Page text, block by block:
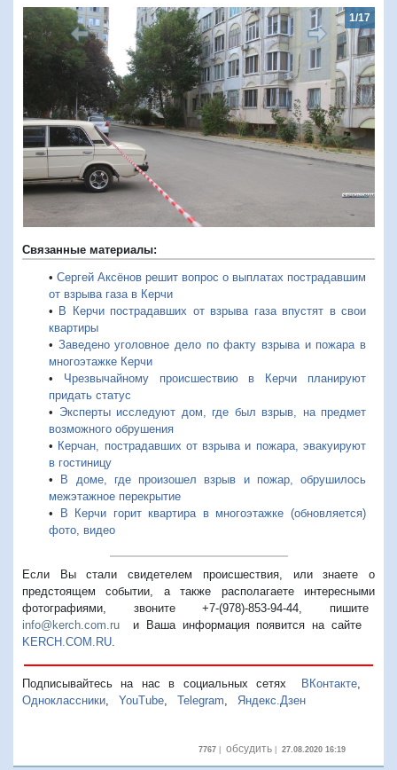
1/17
Предыдущий
Связанные материалы:
• Сергей Аксёнов решит вопрос о выплатах пострадавшим
от взрыва газа в Керчи
• В Керчи пострадавших от взрыва газа впустят в свои
квартиры
• Заведено уголовное дело по факту взрыва и пожара в
многоэтажке Керчи
• Чрезвычайному происшествию в Керчи планируют
придать статус
• Эксперты исследуют дом, где был взрыв, на предмет
возможного обрушения
• Керчан, пострадавших от взрыва и пожара, эвакуируют
в гостиницу
•
В доме, где произошел взрыв и пожар, обрушилось
межэтажное перекрытие
•
В Керчи горит квартира в многоэтажке (обновляется)
фото, видео
Если Вы стали свидетелем происшествия, или знаете о
предстоящем событии, а также располагаете интересными
фотографиями, звоните +7-(978)-853-94-44, пишите
info@kerch.com.ru и Ваша информация появится на сайте
KERCH.COM.RU.
Подписывайтесь на нас в социальных сетях ВКонтакте,
Одноклассники, YouTube, Telegram, Яндекс.Дзен
7767| обсудить| 27.08.2020 16:19